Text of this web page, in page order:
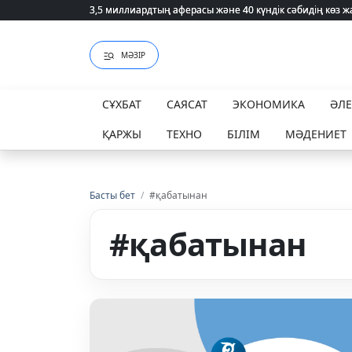
3,5 миллиардтың аферасы және 40 күндік сәбидің
3,5 миллиардтың аферасы және 40 күндік сәбидің
МӘЗІР
СҰХБАТ САЯСАТ ЭКОНОМИКА
ҚАРЖЫ
ТЕХНО БІЛІМ МӘДЕНИЕТ
Басты бет / #қабатынан
#қабатынан